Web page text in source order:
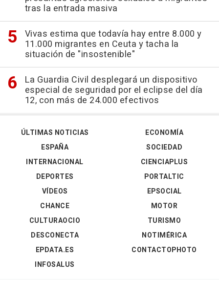
tras la entrada masiva
Vivas estima que todavía hay entre 8.000 y
11.000 migrantes en Ceuta y tacha la
situación de "insostenible"
La Guardia Civil desplegará un dispositivo
especial de seguridad por el eclipse del día
12, con más de 24.000 efectivos
ÚLTIMAS NOTICIAS
ESPAÑA
INTERNACIONAL
DEPORTES
VÍDEOS
ECONOMÍA
SOCIEDAD
CIENCIAPLUS
PORTALTIC
EPSOCIAL
CHANCE
CULTURAOCIO
DESCONECTA
EPDATA.ES
INFOSALUS
MOTOR
TURISMO
NOTIMÉRICA
CONTACTOPHOTO